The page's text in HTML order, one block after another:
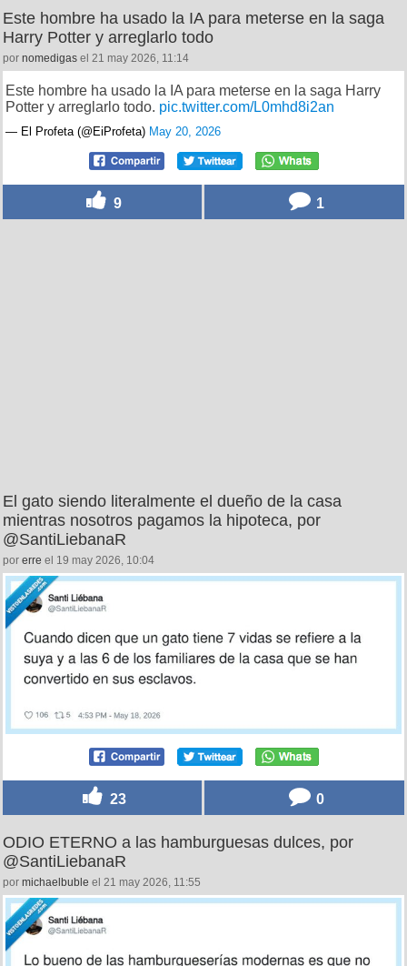
Este hombre ha usado la IA para meterse en la saga
Harry Potter y arreglarlo todo
por nomedigas el 21 may 2026, 11:14
Este hombre ha usado la IA para meterse en la saga Harry
Potter y arreglarlo todo. pic.twitter.com/L0mhd8i2an
— El Profeta (@EiProfeta) May 20, 2026
9 1
El gato siendo literalmente el dueño de la casa
mientras nosotros pagamos la hipoteca, por
@SantiLiebanaR
por erre el 19 may 2026, 10:04
23 0
ODIO ETERNO a las hamburguesas dulces, por
@SantiLiebanaR
por michaelbuble el 21 may 2026, 11:55